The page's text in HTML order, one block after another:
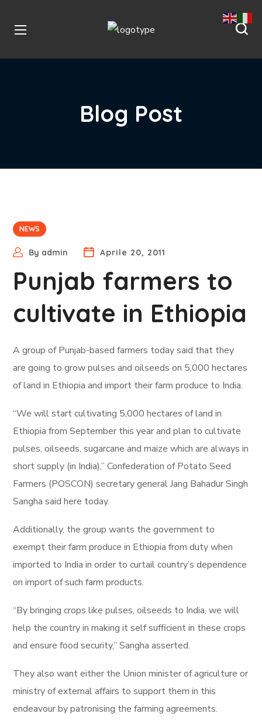
Blog Post
NEWS
By admin Aprile 20, 2011
Punjab farmers to
cultivate in Ethiopia
A group of Punjab-based farmers today said that they
are going to grow pulses and oilseeds on 5,000 hectares
of land in Ethiopia and import their farm produce to India.
“We will start cultivating 5,000 hectares of land in
Ethiopia from September this year and plan to cultivate
pulses, oilseeds, sugarcane and maize which are always in
short supply (in India),” Confederation of Potato Seed
Farmers (POSCON) secretary general Jang Bahadur Singh
Sangha said here today.
Additionally, the group wants the government to
exempt their farm produce in Ethiopia from duty when
imported to India in order to curtail country’s dependence
on import of such farm products.
“By bringing crops like pulses, oilseeds to India, we will
help the country in making it self sufficient in these crops
and ensure food security,” Sangha asserted.
They also want either the Union minister of agriculture or
ministry of external affairs to support them in this
endeavour by patronising the farming agreements.